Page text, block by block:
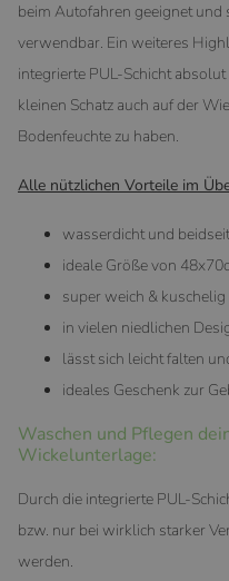
beim Autofahren geeignet und
verwendbar. Ein weiteres
integrierte PUL-Schicht
kleinen Schatz auch auf der
Bodenfeuchte zu haben.
Alle nützlichen Vorteile im
wasserdicht und
ideale Größe von
super weich & kuschelig
in vielen niedlichen
lässt sich leicht falten
ideales Geschenk zur
Waschen und Pflegen
Wickelunterlage:
Durch die integrierte PUL-
bzw. nur bei wirklich starker
werden.